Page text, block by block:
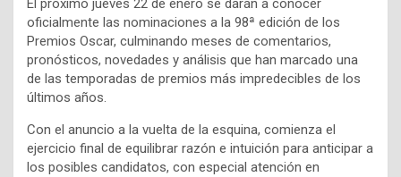
El próximo jueves 22 de enero se darán a conocer
oficialmente las nominaciones a la 98ª edición de los
Premios Oscar, culminando meses de comentarios,
pronósticos, novedades y análisis que han marcado una
de las temporadas de premios más impredecibles de los
últimos años.
Con el anuncio a la vuelta de la esquina, comienza el
ejercicio final de equilibrar razón e intuición para anticipar a
los posibles candidatos, con especial atención en